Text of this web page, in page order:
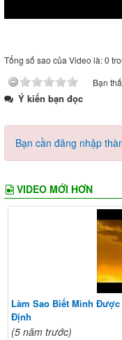
Tổng số sao của Video là: 0
Bạn
Ý kiến bạn đọc
Bạn cần đăng nhập
VIDEO MỚI HƠN
Làm Sao Biết Mình
Định
(5 năm trước)